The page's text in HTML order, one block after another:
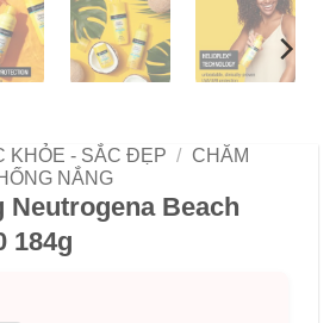
KHỎE - SẮC ĐẸP / CHĂM
NẮNG
Neutrogena Beach
184g